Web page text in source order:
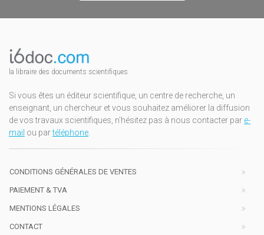
la libraire des documents scientifiques
Si vous êtes un éditeur scientifique, un centre de recherche, un
enseignant, un chercheur et vous souhaitez améliorer la diffusion
de vos travaux scientifiques, n'hésitez pas à nous contacter par e-
mail ou partéléphone.
CONDITIONS GÉNÉRALES DE VENTES
PAIEMENT & TVA
MENTIONS LÉGALES
CONTACT